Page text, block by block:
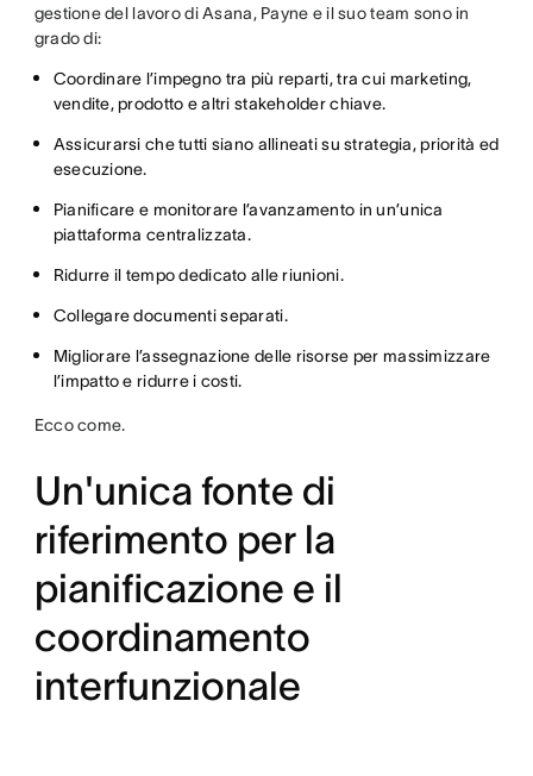
gestione del lavoro di Asana, Payne e il suo team sono in
grado di:
Coordinare l’impegno tra più reparti, tra cui marketing,
vendite, prodotto e altri stakeholder chiave.
Assicurarsi che tutti siano allineati su strategia, priorità ed
esecuzione.
Pianificare e monitorare l’avanzamento in un’unica
piattaforma centralizzata.
Ridurre il tempo dedicato alle riunioni.
Collegare documenti separati.
Migliorare l’assegnazione delle risorse per massimizzare
l’impatto e ridurre i costi.
Ecco come.
Un'unica fonte di
riferimento per la
pianificazione e il
coordinamento
interfunzionale